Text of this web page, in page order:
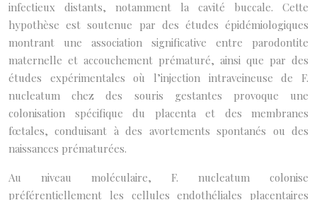
infectieux distants, notamment la cavité buccale. Cette
hypothèse est soutenue par des études épidémiologiques
montrant une association significative entre parodontite
maternelle et accouchement prématuré, ainsi que par des
études expérimentales où l’injection intraveineuse de F.
nucleatum chez des souris gestantes provoque une
colonisation spécifique du placenta et des membranes
fœtales, conduisant à des avortements spontanés ou des
naissances prématurées.
Au niveau moléculaire, F. nucleatum colonise
préférentiellement les cellules endothéliales placentaires